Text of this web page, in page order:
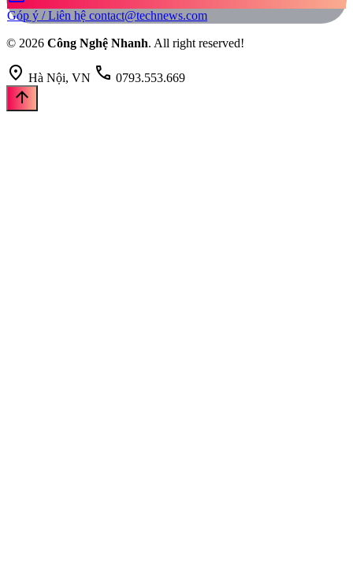
Góp ý / Liên hệ contact@technews.com
© 2026 Công Nghệ Nhanh. All right reserved!
location_on Hà Nội, VN call 0793.553.669
arrow_upward